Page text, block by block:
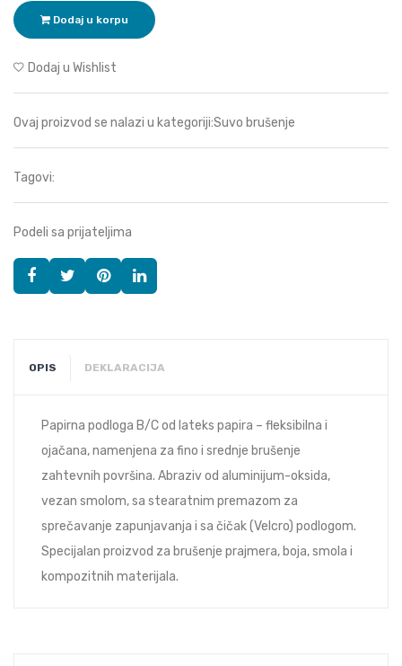
Dodaj u korpu
Dodaj u Wishlist
Ovaj proizvod se nalazi u kategoriji:Suvo brušenje
Tagovi:
Podeli sa prijateljima
OPIS DEKLARACIJA
Papirna podloga B/C od lateks papira – fleksibilna i
ojačana, namenjena za fino i srednje brušenje
zahtevnih površina. Abraziv od aluminijum-oksida,
vezan smolom, sa stearatnim premazom za
sprečavanje zapunjavanja i sa čičak (Velcro) podlogom.
Specijalan proizvod za brušenje prajmera, boja, smola i
kompozitnih materijala.